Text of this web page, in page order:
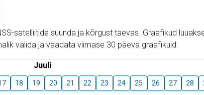
satelliitide suunda ja kõrgust taevas. Graafikud
valida ja vaadata viimase 30 päeva graafikuid.
Juuli
18 19 20 21 22 23 24 25 26 27 28